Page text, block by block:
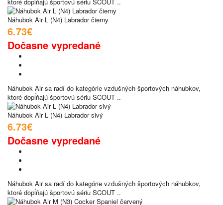
Náhubok Air L (N4) Labrador čierny
6.73€
Dočasne vypredané
Náhubok Air sa radí do kategórie vzdušných športových náhubkov,
ktoré dopĺňajú športovú sériu SCOUT ..
Náhubok Air L (N4) Labrador sivý
6.73€
Dočasne vypredané
Náhubok Air sa radí do kategórie vzdušných športových náhubkov,
ktoré dopĺňajú športovú sériu SCOUT ..